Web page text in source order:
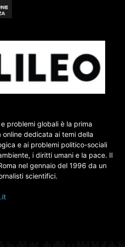
problemi globali è la prima
dedicata ai temi della
e ai problemi politico-sociali
i diritti umani e la pace. Il
nel gennaio del 1996 da un
scientifici.